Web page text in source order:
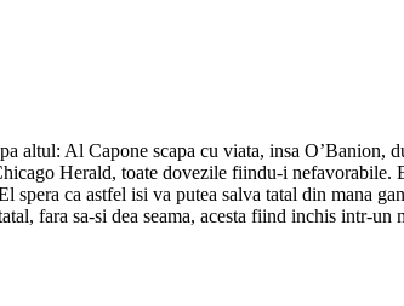
altul: Al Capone scapa cu viata, insa
Herald, toate dovezile fiindu-i
spera ca astfel isi va putea salva tatal din mana
fara sa-si dea seama, acesta fiind inchis